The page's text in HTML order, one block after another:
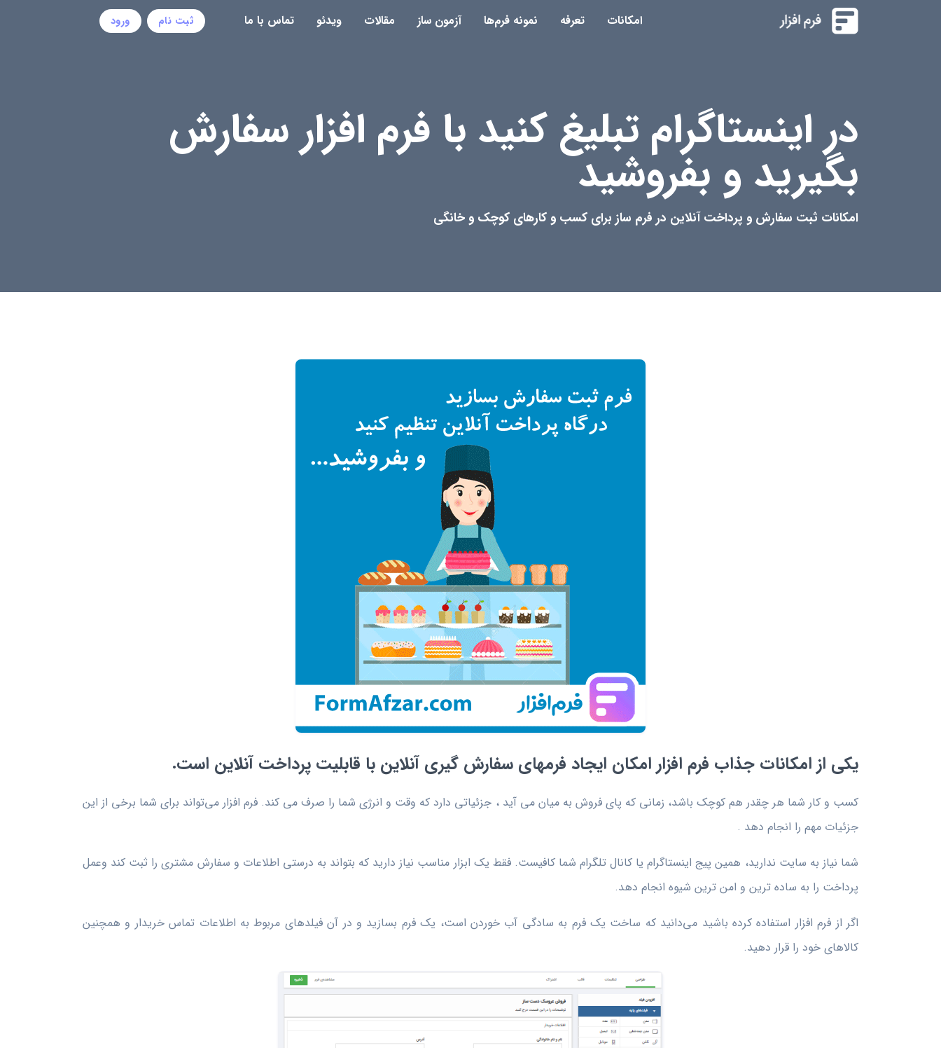
امکانات تعرفه نمونه فرم‌ها آزمون ساز مقالات ویدئو تماس با ما ثبت نام ورود
در اینستاگرام تبلیغ کنید با فرم افزار سفارش
بگیرید و بفروشید
امکانات ثبت سفارش و پرداخت آنلاین در فرم ساز برای کسب و کارهای کوچک و خانگی
یکی از امکانات جذاب فرم افزار امکان ایجاد فرمهای سفارش گیری آنلاین با قابلیت پرداخت آنلاین است.
کسب و کار شما هر چقدر هم کوچک باشد، زمانی که پای فروش به میان می آید ، جزئیاتی دارد که وقت و انرژی شما را صرف می کند. فرم افزار می‌تواند برای شما برخی از این
جزئیات مهم را انجام دهد .
شما نیاز به سایت ندارید، همین پیج اینستاگرام یا کانال تلگرام شما کافیست. فقط یک ابزار مناسب نیاز دارید که بتواند به درستی اطلاعات و سفارش مشتری را ثبت کند وعمل
پرداخت را به ساده ترین و امن ترین شیوه انجام دهد.
اگر از فرم افزار استفاده کرده باشید می‌دانید که ساخت یک فرم به سادگی آب خوردن است، یک فرم بسازید و در آن فیلدهای مربوط به اطلاعات تماس خریدار و همچنین
کالاهای خود را قرار دهید.